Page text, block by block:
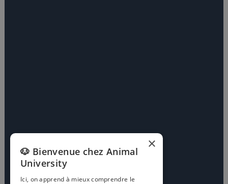
×
🐶 Bienvenue chez Animal
University
Ici, on apprend à mieux comprendre le